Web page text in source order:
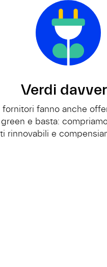
Verdi
fornitori fanno anche
e basta:
rinnovabili e